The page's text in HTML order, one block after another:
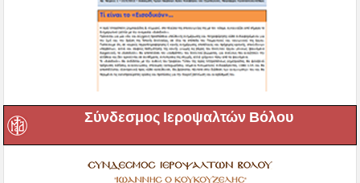
Σύνδεσμος Ιεροψαλτών Βόλου